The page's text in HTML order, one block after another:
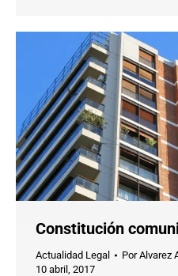
Constitución
Actualidad Legal PorAlvarez
10 abril, 2017